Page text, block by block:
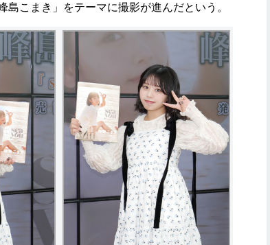
島こまき」をテーマに撮影が進んだという。